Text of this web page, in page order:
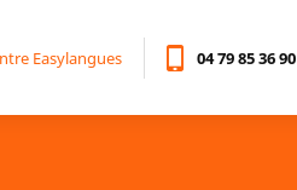
Easylangues 04 79 85 36 90